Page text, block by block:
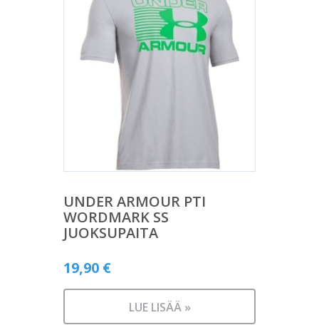
UNDER ARMOUR PTI
WORDMARK SS
JUOKSUPAITA
19,90 €
LUE LISÄÄ »